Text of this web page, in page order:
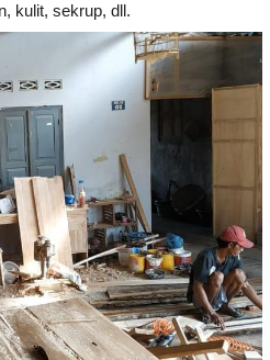
kulit, sekrup, dll.